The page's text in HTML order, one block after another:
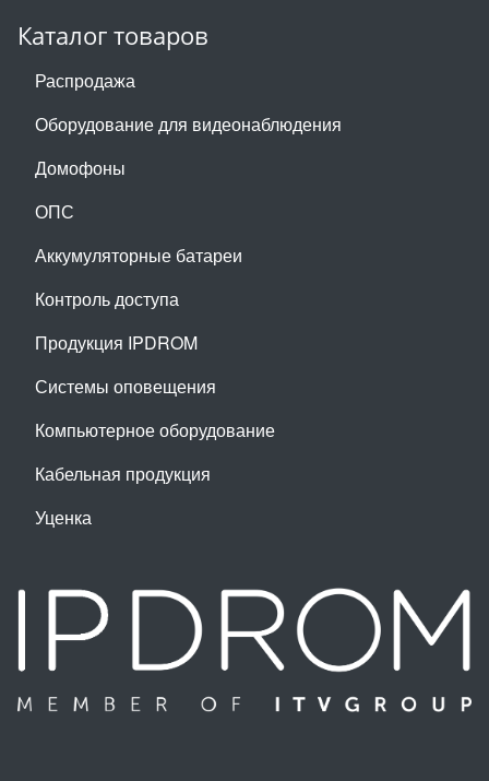
Каталог товаров
Распродажа
Оборудование для видеонаблюдения
Домофоны
ОПС
Аккумуляторные батареи
Контроль доступа
Продукция IPDROM
Системы оповещения
Компьютерное оборудование
Кабельная продукция
Уценка